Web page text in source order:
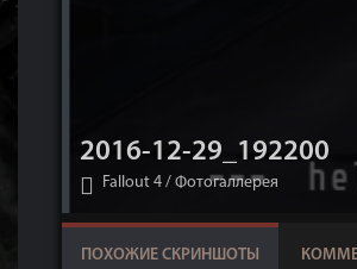
2016-12-29_192200
Fallout 4 / Фотогаллерея
ПОХОЖИЕ СКРИНШОТЫ